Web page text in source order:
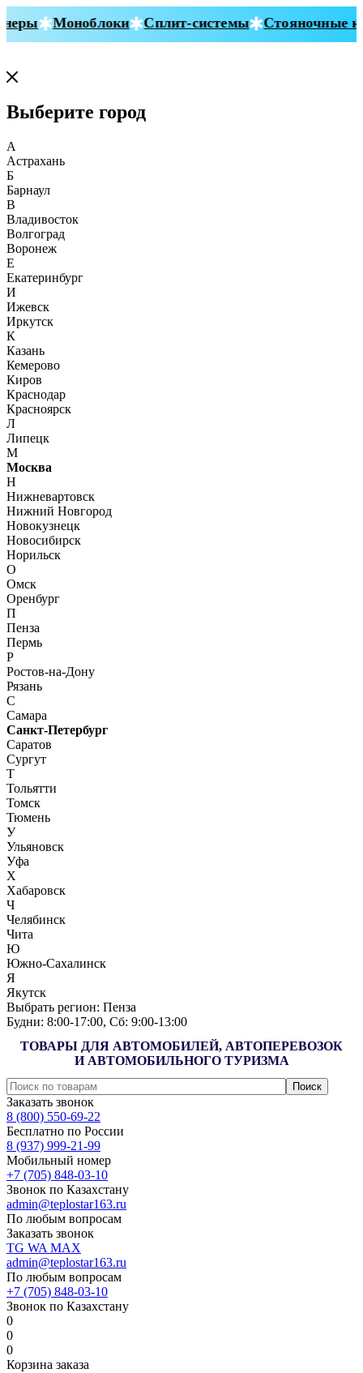
Моноблоки Сплит-системы Стояночные
Выберите город
А
Астрахань
Б
Барнаул
В
Владивосток
Волгоград
Воронеж
Е
Екатеринбург
И
Ижевск
Иркутск
К
Казань
Кемерово
Киров
Краснодар
Красноярск
Л
Липецк
М
Москва
Н
Нижневартовск
Нижний Новгород
Новокузнецк
Новосибирск
Норильск
О
Омск
Оренбург
П
Пенза
Пермь
Р
Ростов-на-Дону
Рязань
С
Самара
Санкт-Петербург
Саратов
Сургут
Т
Тольятти
Томск
Тюмень
У
Ульяновск
Уфа
Х
Хабаровск
Ч
Челябинск
Чита
Ю
Южно-Сахалинск
Я
Якутск
Выбрать регион: Пенза
Будни: 8:00‑17:00, Сб: 9:00‑13:00
ТОВАРЫ ДЛЯ АВТОМОБИЛЕЙ, АВТОПЕРЕВОЗОК
И АВТОМОБИЛЬНОГО ТУРИЗМА
Заказать звонок
8 (800) 550-69-22
Бесплатно по России
8 (937) 999-21-99
Мобильный номер
+7 (705) 848-03-10
Звонок по Казахстану
admin@teplostar163.ru
По любым вопросам
Заказать звонок
TG WA MAX
admin@teplostar163.ru
По любым вопросам
+7 (705) 848-03-10
Звонок по Казахстану
0
0
0
Корзина заказа